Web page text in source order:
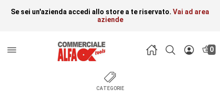
Se sei un'azienda accedi allo store a te riservato. Vai ad area
aziende
0
CATEGORIE